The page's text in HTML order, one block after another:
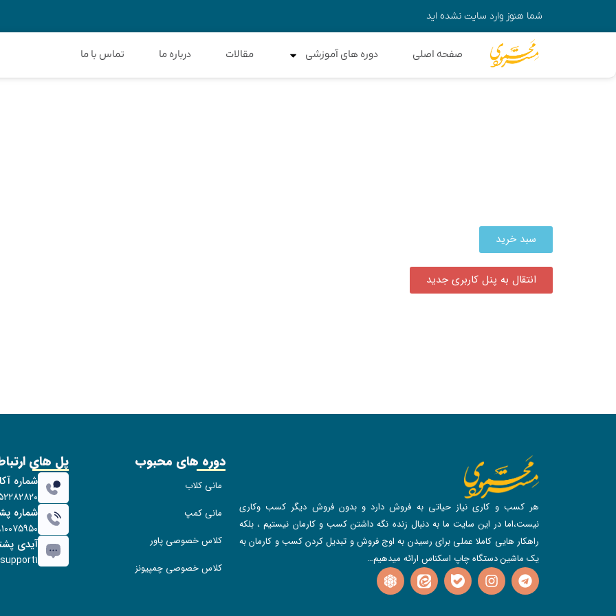
شما هنوز وارد سایت نشده اید
صفحه اصلی دوره های آموزشی مقالات درباره ما تماس با ما
سبد خرید
انتقال به پنل کاربری جدید
هر کسب و کاری نیاز حیاتی به فروش دارد و بدون فروش دیگر کسب و‌کاری
نیست،اما در این سایت ما به دنبال زنده نگه داشتن کسب و کارمان نیستیم ، بلکه
راهکار هایی کاملا عملی برای رسیدن به اوج فروش و تبدیل کردن کسب و کارمان به
یک ماشین دستگاه چاپ اسکناس ارائه میدهیم…
دوره های محبوب
مانی کلاب
مانی کمپ
کلاس خصوصی پاور
کلاس خصوصی چمپیونز
پل های
شماره
شماره
آیدی